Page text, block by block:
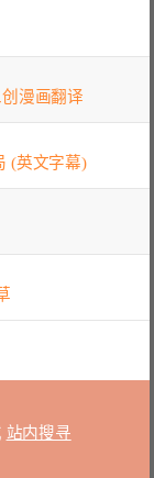
漫画翻译
(英文字幕)
站内搜寻